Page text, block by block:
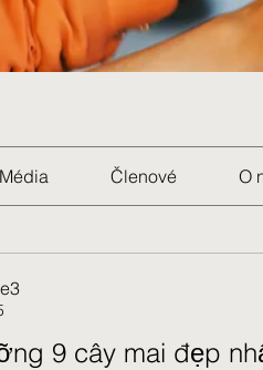
Média Členové O
9 cây mai đẹp